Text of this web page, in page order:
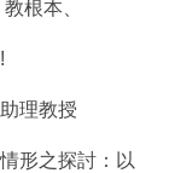
根本、
理教授
形之探討：以